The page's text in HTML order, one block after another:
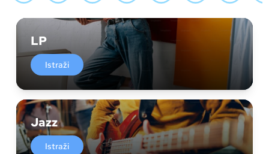
LP
Istraži
Jazz
Istraži